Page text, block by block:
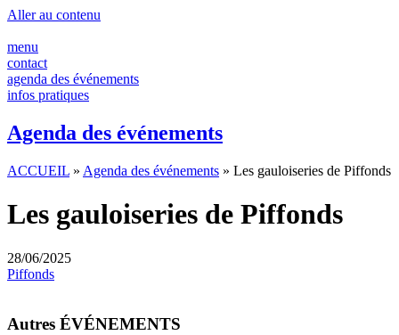
Panneau de gestion des cookies
Aller au contenu
menu
contact
agenda des événements
infos pratiques
Agenda des événements
ACCUEIL » Agenda des événements » Les gauloiseries de Piffonds
Les gauloiseries de Piffonds
28/06/2025
Piffonds
Autres ÉVÉNEMENTS